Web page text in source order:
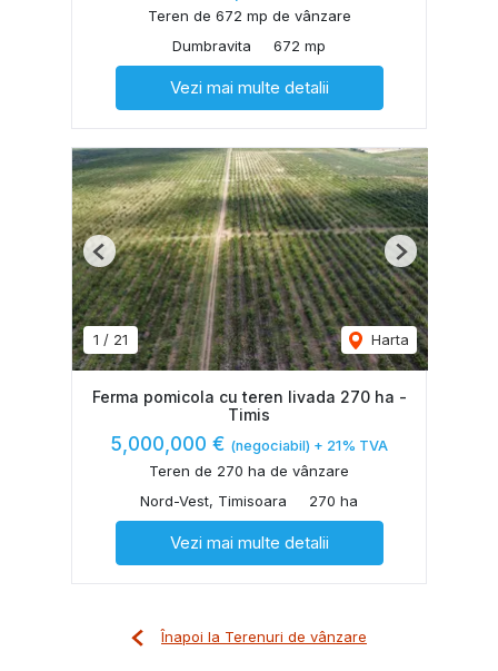
Teren de 672 mp de vânzare
Dumbravita
672 mp
Vezi mai multe detalii
1 / 21 Harta
Previous Next
Ferma pomicola cu teren livada 270 ha -
Timis
5,000,000 € (negociabil) + 21% TVA
Teren de 270 ha de vânzare
Nord-Vest, Timisoara
270 ha
Vezi mai multe detalii
Înapoi la Terenuri de vânzare